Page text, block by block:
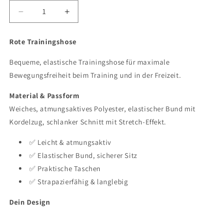
Verringere
die
für
Erhöhe
die
für
Rote Trainingshose
Bequeme, elastische Trainingshose für maximale
Bewegungsfreiheit beim Training und in der Freizeit.
Material & Passform
Weiches, atmungsaktives Polyester, elastischer Bund mit
Kordelzug, schlanker Schnitt mit Stretch-Effekt.
✅ Leicht & atmungsaktiv
✅ Elastischer Bund, sicherer Sitz
✅ Praktische Taschen
✅ Strapazierfähig & langlebig
Dein Design